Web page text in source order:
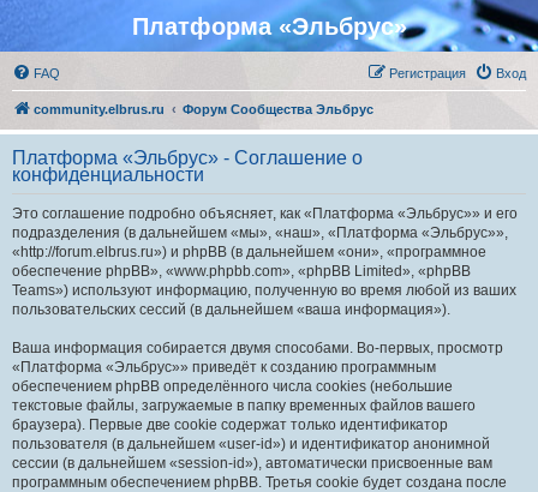
Платформа «Эльбрус»
FAQ Вход
Регистрация
community.elbrus.ru Форум Сообщества Эльбрус
Платформа «Эльбрус» - Соглашение о
конфиденциальности
Это соглашение подробно объясняет, как «Платформа «Эльбрус»» и его
подразделения (в дальнейшем «мы», «наш», «Платформа «Эльбрус»»,
«http://forum.elbrus.ru») и phpBB (в дальнейшем «они», «программное
обеспечение phpBB», «www.phpbb.com», «phpBB Limited», «phpBB
Teams») используют информацию, полученную во время любой из ваших
пользовательских сессий (в дальнейшем «ваша информация»).
Ваша информация собирается двумя способами. Во-первых, просмотр
«Платформа «Эльбрус»» приведёт к созданию программным
обеспечением phpBB определённого числа cookies (небольшие
текстовые файлы, загружаемые в папку временных файлов вашего
браузера). Первые две cookie содержат только идентификатор
пользователя (в дальнейшем «user-id») и идентификатор анонимной
сессии (в дальнейшем «session-id»), автоматически присвоенные вам
программным обеспечением phpBB. Третья cookie будет создана после